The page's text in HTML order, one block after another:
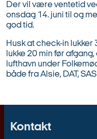
Der vil være ventetid
onsdag 14. juni til og
god tid.
Husk at check-in lukker
lukke 20 min før
lufthavn under
både fra Alsie, DAT,
Kontakt